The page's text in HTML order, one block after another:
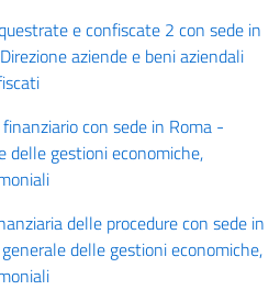
e confiscate 2 con sede in
aziende e beni aziendali
con sede in Roma -
delle gestioni economiche,
delle procedure con sede in
delle gestioni economiche,